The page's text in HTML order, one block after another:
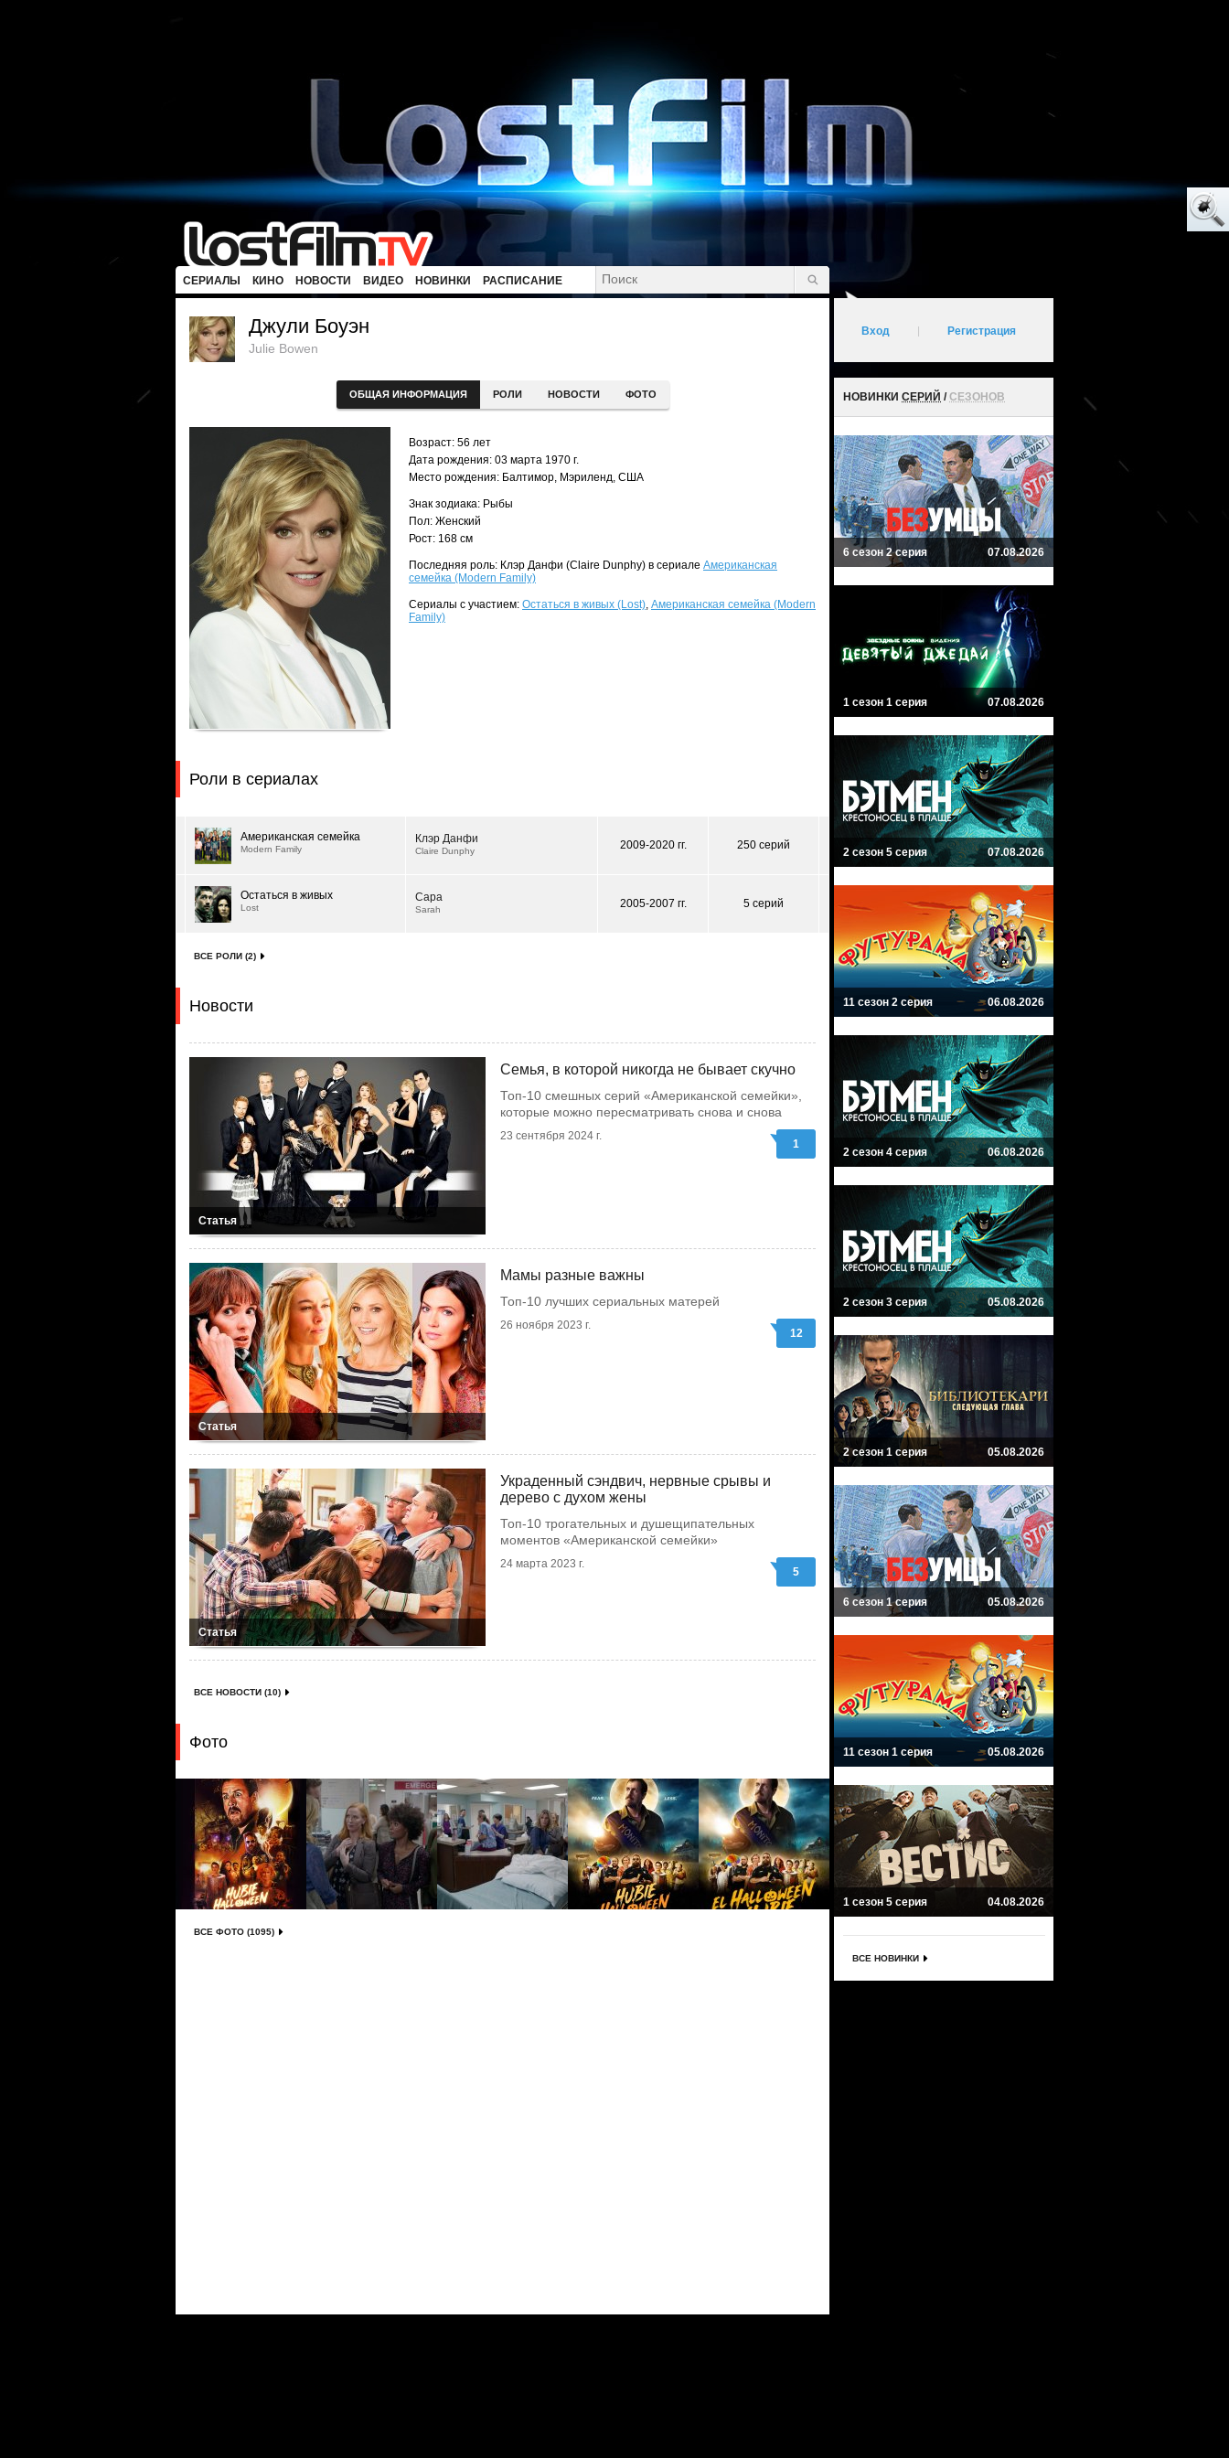
СЕРИАЛЫ КИНО НОВОСТИ ВИДЕО НОВИНКИ РАСПИСАНИЕ
Джули Боуэн
Julie Bowen
ОБЩАЯ ИНФОРМАЦИЯ РОЛИ НОВОСТИ ФОТО
Возраст: 56 лет
Дата рождения: 03 марта 1970 г.
Место рождения: Балтимор, Мэриленд, США
Знак зодиака: Рыбы
Пол: Женский
Рост: 168 см
Последняя роль: Клэр Данфи (Claire Dunphy) в сериале Американская
семейка (Modern Family)
Сериалы с участием: Остаться в живых (Lost), Американская семейка (Modern
Family)
Роли в сериалах
Американская семейка
Modern Family
Клэр Данфи
Claire Dunphy 2009-2020 гг. 250 серий
Остаться в живых
Lost
Сара
Sarah 2005-2007 гг. 5 серий
ВСЕ РОЛИ (2)
Новости
Статья
Семья, в которой никогда не бывает скучно
Топ-10 смешных серий «Американской семейки»,
которые можно пересматривать снова и снова
23 сентября 2024 г.
1
Статья
Мамы разные важны
Топ-10 лучших сериальных матерей
26 ноября 2023 г.
12
Статья
Украденный сэндвич, нервные срывы и
дерево с духом жены
Топ-10 трогательных и душещипательных
моментов «Американской семейки»
24 марта 2023 г.
5
ВСЕ НОВОСТИ (10)
Фото
ВСЕ ФОТО (1095)
Вход Регистрация
НОВИНКИ СЕРИЙ /СЕЗОНОВ
6 сезон 2 серия 07.08.2026
1 сезон 1 серия 07.08.2026
2 сезон 5 серия 07.08.2026
11 сезон 2 серия 06.08.2026
2 сезон 4 серия 06.08.2026
2 сезон 3 серия 05.08.2026
2 сезон 1 серия 05.08.2026
6 сезон 1 серия 05.08.2026
11 сезон 1 серия 05.08.2026
1 сезон 5 серия 04.08.2026
ВСЕ НОВИНКИ